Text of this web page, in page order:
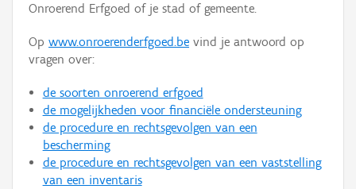
Aanmelden
Onroerend Erfgoed of je stad of gemeente.
Op www.onroerenderfgoed.be vind je antwoord op
vragen over:
de soorten onroerend erfgoed
de mogelijkheden voor financiële ondersteuning
de procedure en rechtsgevolgen van een
bescherming
de procedure en rechtsgevolgen van een vaststelling
van een inventaris